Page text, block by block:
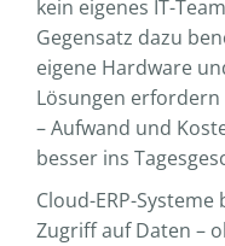
kein eigenes IT-
Gegensatz dazu
eigene Hardware
Lösungen
– Aufwand und
besser ins
Cloud-ERP-
Zugriff auf Daten –